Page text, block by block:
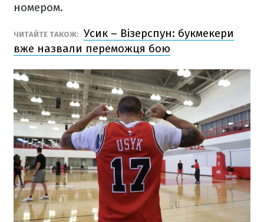
номером.
ЧИТАЙТЕ ТАКОЖ: Усик – Візерспун: букмекери
вже назвали переможця бою